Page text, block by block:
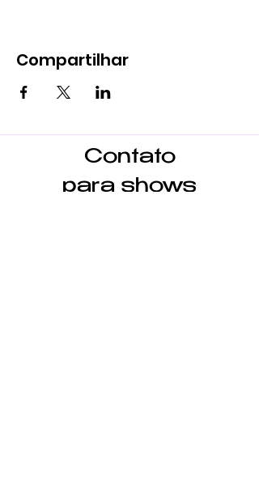
Compartilhar
Contato
para shows